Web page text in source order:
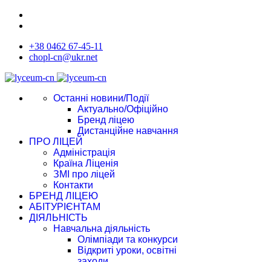
+38 0462 67-45-11
chopl-cn@ukr.net
Останні новини/Події
Актуально/Офіційно
Бренд ліцею
Дистанційне навчання
ПРО ЛІЦЕЙ
Адміністрація
Країна Ліценія
ЗМІ про ліцей
Контакти
БРЕНД ЛІЦЕЮ
АБІТУРІЄНТАМ
ДІЯЛЬНІСТЬ
Навчальна діяльність
Олімпіади та конкурси
Відкриті уроки, освітні